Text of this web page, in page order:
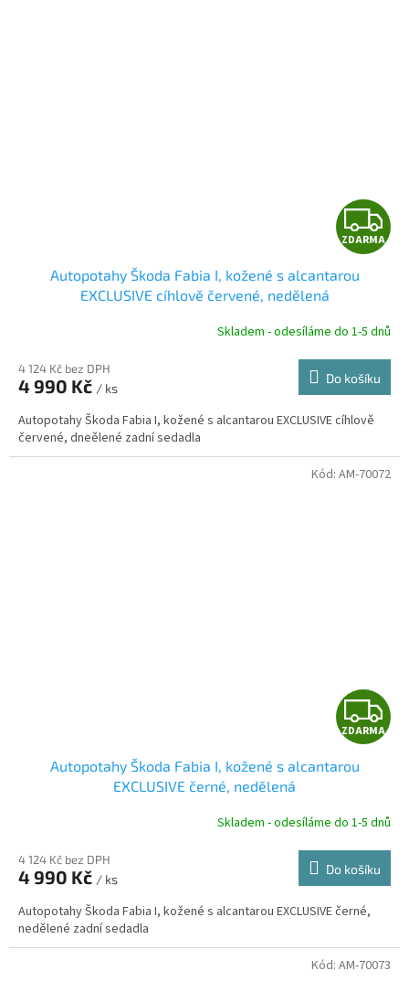
Z
D
R
ZDARMA
Autopotahy Škoda Fabia I, kožené s alcantarou
EXCLUSIVE cíhlově červené, nedělená
Skladem - odesíláme do 1-5 dnů
4 124 Kč bez DPH
4 990 Kč / ks
Do košíku
Autopotahy Škoda Fabia I, kožené s alcantarou EXCLUSIVE cíhlově
červené, dneělené zadní sedadla
Z
D
R
ZDARMA
Autopotahy Škoda Fabia I, kožené s alcantarou
EXCLUSIVE černé, nedělená
Skladem - odesíláme do 1-5 dnů
4 124 Kč bez DPH
4 990 Kč / ks
Do košíku
Autopotahy Škoda Fabia I, kožené s alcantarou EXCLUSIVE černé,
nedělené zadní sedadla
Kód: AM-70072
Kód: AM-70073